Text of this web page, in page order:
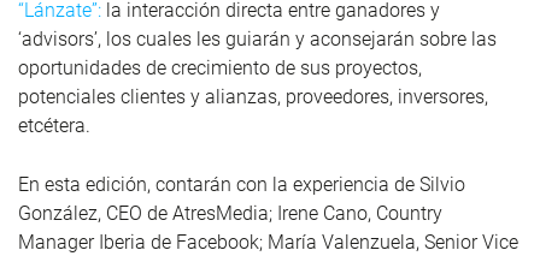
“Lánzate”: la interacción directa entre ganadores y
‘advisors’, los cuales les guiarán y aconsejarán sobre las
oportunidades de crecimiento de sus proyectos,
potenciales clientes y alianzas, proveedores, inversores,
etcétera.
En esta edición, contarán con la experiencia de Silvio
González, CEO de AtresMedia; Irene Cano, Country
Manager Iberia de Facebook; María Valenzuela, Senior Vice